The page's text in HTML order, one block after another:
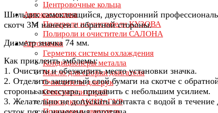
Центровочные кольца
Автокосметика
Полироли и очистители КУЗОВА
Полироли и очистители САЛОНА
Автохимия
Герметик системы охлаждения
Кондиционеры металла
Масло для сборки двигателя
Очистители для рук
Очистители спрей
Присадки АКПП+ГУР
Шильдик самоклеящийся, двусторонний
скотч 3М нанесен с обратной стороны.
Диаметр значка 74 мм.
Как приклеить эмблемы:
1. Очистить и обезжирить место установки значка.
2. Отделить защитный слой бумаги на скотче с
стороны аксессуара, придавить с небольшим усилием.
3. Желательно не допускать контакта с водой в течение